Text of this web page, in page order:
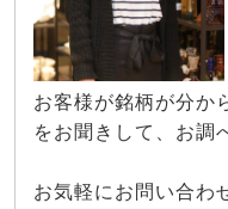
お客様が銘柄が分か
をお聞きして、お調
お気軽にお問い合わ